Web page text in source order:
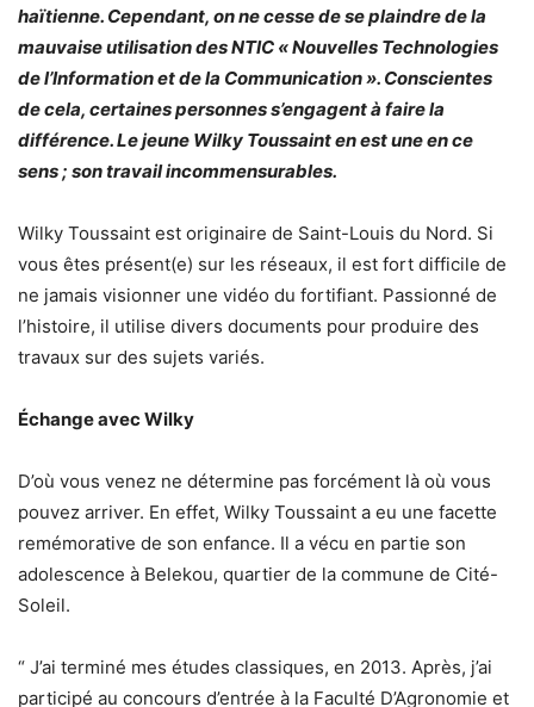
haïtienne. Cependant, on ne cesse de se plaindre de la
mauvaise utilisation des NTIC « Nouvelles Technologies
de l’Information et de la Communication ». Conscientes
de cela, certaines personnes s’engagent à faire la
différence. Le jeune Wilky Toussaint en est une en ce
sens ; son travail incommensurables.
Wilky Toussaint est originaire de Saint-Louis du Nord. Si
vous êtes présent(e) sur les réseaux, il est fort difficile de
ne jamais visionner une vidéo du fortifiant. Passionné de
l’histoire, il utilise divers documents pour produire des
travaux sur des sujets variés.
Échange avec Wilky
D’où vous venez ne détermine pas forcément là où vous
pouvez arriver. En effet, Wilky Toussaint a eu une facette
remémorative de son enfance. Il a vécu en partie son
adolescence à Belekou, quartier de la commune de Cité-
Soleil.
“ J’ai terminé mes études classiques, en 2013. Après, j’ai
participé au concours d’entrée à la Faculté D’Agronomie et